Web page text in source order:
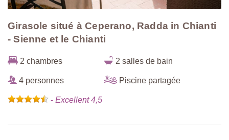
Girasole situé à Ceperano, Radda in Chianti
- Sienne et le Chianti
2 chambres 2 salles de bain
4 personnes Piscine partagée
- Excellent 4,5